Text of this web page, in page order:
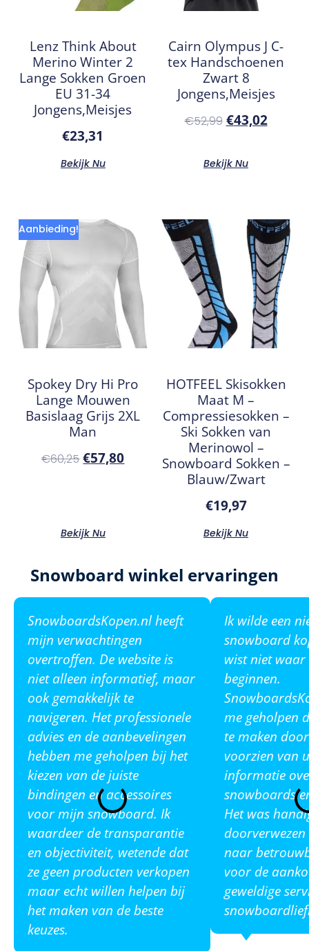
Lenz Think About
Merino Winter 2
Lange Sokken Groen
EU 31-34
Jongens,Meisjes
€23,31
Bekijk Nu
Cairn Olympus J C-
tex Handschoenen
Zwart 8
Jongens,Meisjes
€52,99 €43,02
Bekijk Nu
Aanbieding!
Spokey Dry Hi Pro
Lange Mouwen
Basislaag Grijs 2XL
Man
€60,25 €57,80
Bekijk Nu
HOTFEEL Skisokken
Maat M –
Compressiesokken –
Ski Sokken van
Merinowol –
Snowboard Sokken –
Blauw/Zwart
€19,97
Bekijk Nu
Snowboard winkel ervaringen
SnowboardsKopen.nl heeft
mijn verwachtingen
overtroffen. De website is
niet alleen informatief, maar
ook gemakkelijk te
navigeren. Het professionele
advies en de aanbevelingen
hebben me geholpen bij het
kiezen van de juiste
bindingen en accessoires
voor mijn snowboard. Ik
waardeer de transparantie
en objectiviteit, wetende dat
ze geen producten verkopen
maar echt willen helpen bij
het maken van de beste
keuzes.
Ik wilde een
snowboard
wist niet waar
beginnen.
me geholpen
te maken
voorzien van
informatie
snowboards
Het was
naar
voor de
geweldige